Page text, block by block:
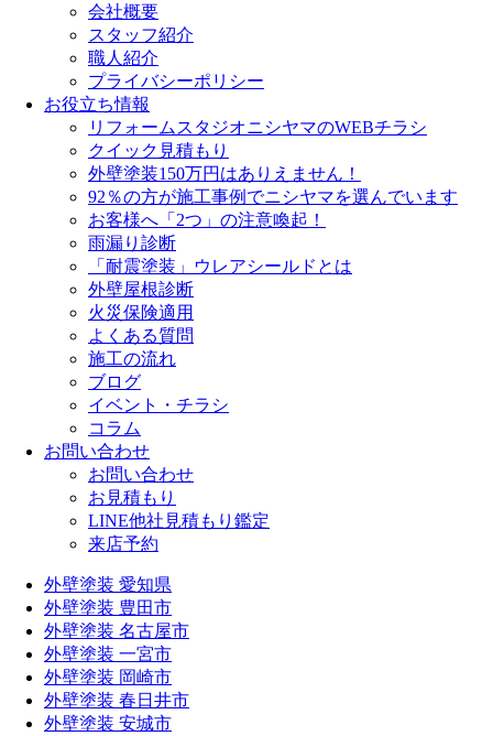
会社概要
スタッフ紹介
職人紹介
プライバシーポリシー
お役立ち情報
リフォームスタジオニシヤマのWEBチラシ
クイック見積もり
外壁塗装150万円はありえません！
92％の方が施工事例でニシヤマを選んでいます
お客様へ「2つ」の注意喚起！
雨漏り診断
「耐震塗装」ウレアシールドとは
外壁屋根診断
火災保険適用
よくある質問
施工の流れ
ブログ
イベント・チラシ
コラム
お問い合わせ
お問い合わせ
お見積もり
LINE他社見積もり鑑定
来店予約
外壁塗装 愛知県
外壁塗装 豊田市
外壁塗装 名古屋市
外壁塗装 一宮市
外壁塗装 岡崎市
外壁塗装 春日井市
外壁塗装 安城市